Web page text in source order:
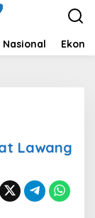
Nasional
Lawang